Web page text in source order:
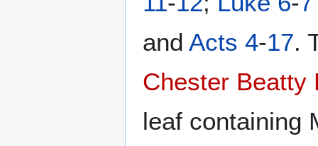
and Acts 4-17.
Chester Beatty
leaf containing